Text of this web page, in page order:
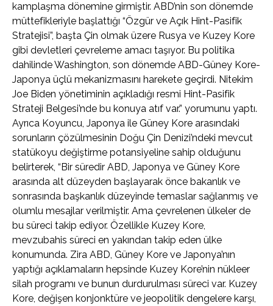
kamplaşma dönemine girmiştir. ABD’nin son dönemde
müttefikleriyle başlattığı “Özgür ve Açık Hint-Pasifik
Stratejisi”, başta Çin olmak üzere Rusya ve Kuzey Kore
gibi devletleri çevreleme amacı taşıyor. Bu politika
dahilinde Washington, son dönemde ABD-Güney Kore-
Japonya üçlü mekanizmasını harekete geçirdi. Nitekim
Joe Biden yönetiminin açıkladığı resmi Hint-Pasifik
Strateji Belgesi’nde bu konuya atıf var.” yorumunu yaptı.
Ayrıca Koyuncu, Japonya ile Güney Kore arasındaki
sorunların çözülmesinin Doğu Çin Denizi’ndeki mevcut
statükoyu değiştirme potansiyeline sahip olduğunu
belirterek, “Bir süredir ABD, Japonya ve Güney Kore
arasında alt düzeyden başlayarak önce bakanlık ve
sonrasında başkanlık düzeyinde temaslar sağlanmış ve
olumlu mesajlar verilmiştir. Ama çevrelenen ülkeler de
bu süreci takip ediyor. Özellikle Kuzey Kore,
mevzubahis süreci en yakından takip eden ülke
konumunda. Zira ABD, Güney Kore ve Japonya’nın
yaptığı açıklamaların hepsinde Kuzey Kore’nin nükleer
silah programı ve bunun durdurulması süreci var. Kuzey
Kore, değişen konjonktüre ve jeopolitik dengelere karşı,